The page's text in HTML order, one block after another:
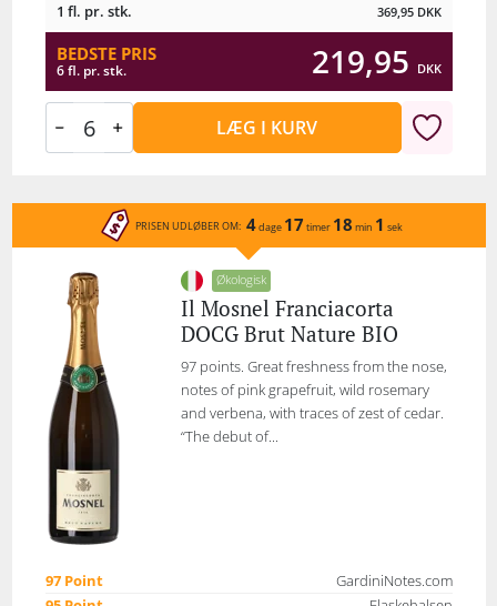
1 fl. pr. stk. 369,95 DKK
BEDSTE PRIS
6 fl. pr. stk. 219,95 DKK
LÆG I KURV
PRISEN UDLØBER OM: 4dage 17 timer 18 min 1 sek
Økologisk
Il Mosnel Franciacorta
DOCG Brut Nature BIO
97 points. Great freshness from the nose,
notes of pink grapefruit, wild rosemary
and verbena, with traces of zest of cedar.
“The debut of...
97 Point
GardiniNotes.com